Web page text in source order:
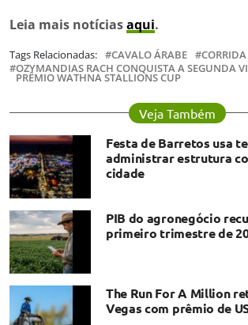
Leia mais notíciasaqui.
Tags Relacionadas: CAVALO ÁRABE CORRIDA
OZYMANDIAS RACH CONQUISTA A SEGUNDA
PRÊMIO WATHNA STALLIONS CUP
Veja Também
Festa de Barretos usa
administrar estrutura
cidade
PIB do agronegócio
primeiro trimestre de
The Run For A Million
Vegas com prêmio de